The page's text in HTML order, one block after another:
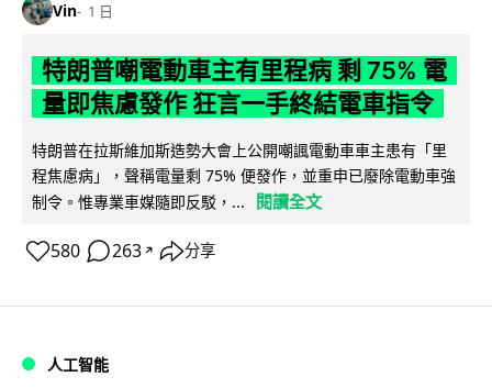
Vin 1 日
特朗普嘲電動車主有里程病 剩 75% 電
量即焦慮發作 狂言一手終結電車指令
特朗普在拉斯維加斯造勢大會上公開嘲諷電動車車主患有「里
程焦慮病」，聲稱電量剩 75% 便發作，並重申已廢除電動車強
制令。惟專業車媒隨即反駁，...
閱讀全文
580 263 ↗ 分享
人工智能